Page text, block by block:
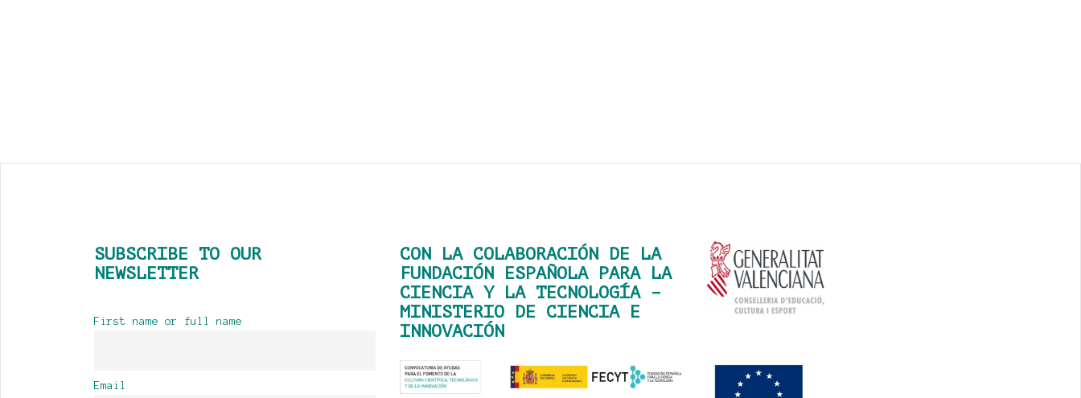
SUBSCRIBE TO OUR
NEWSLETTER
First name or full name
Email
CON LA COLABORACIÓN DE LA
FUNDACIÓN ESPAÑOLA PARA LA
CIENCIA Y LA TECNOLOGÍA –
MINISTERIO DE CIENCIA E
INNOVACIÓN